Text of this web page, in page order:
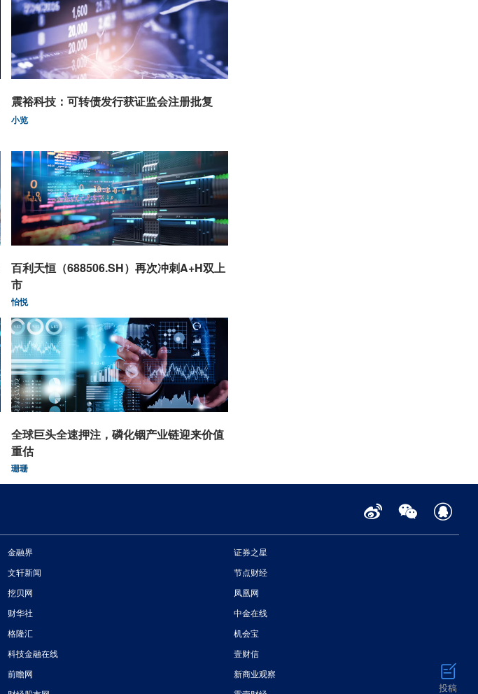
震裕科技：可转债发行获证监会注册批复
小览
百利天恒（688506.SH）再次冲刺A+H双上
市
怡悦
全球巨头全速押注，磷化铟产业链迎来价值
重估
珊珊
金融界
证券之星
文轩新闻
节点财经
挖贝网
凤凰网
财华社
中金在线
格隆汇
机会宝
科技金融在线
壹财信
前瞻网
新商业观察
投稿